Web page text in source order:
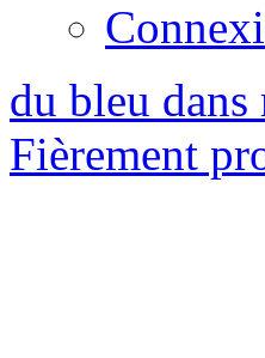
du bleu dans
Fièrement